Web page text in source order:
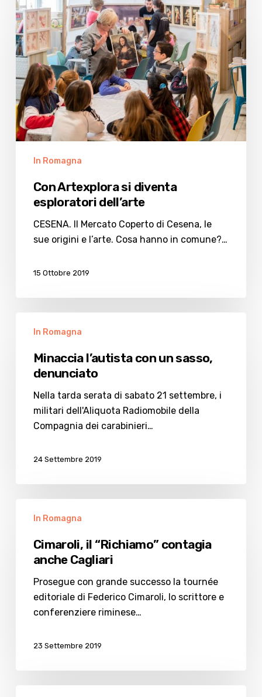
Artexplora
si
diventa
esploratori
dell’arte
In Romagna
Con Artexplora si diventa
esploratori dell’arte
CESENA. Il Mercato Coperto di Cesena, le
sue origini e l’arte. Cosa hanno in comune?…
15 Ottobre 2019
l’autista
sasso,
denunciato
In Romagna
Minaccia l’autista con un sasso,
denunciato
Nella tarda serata di sabato 21 settembre, i
militari dell'Aliquota Radiomobile della
Compagnia dei carabinieri…
24 Settembre 2019
contagia
anche
Cagliari
In Romagna
Cimaroli, il “Richiamo” contagia
anche Cagliari
Prosegue con grande successo la tournée
editoriale di Federico Cimaroli, lo scrittore e
conferenziere riminese…
23 Settembre 2019